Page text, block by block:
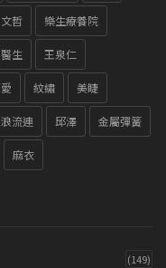
哲 樂生療養院
生 王泉仁
紋繡 美睫
流連 邱澤 金屬彈簧
麻衣
(149)